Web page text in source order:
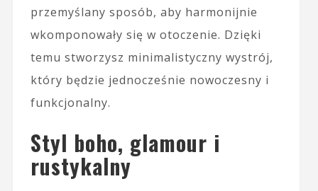
przemyślany sposób, aby harmonijnie
wkomponowały się w otoczenie. Dzięki
temu stworzysz minimalistyczny wystrój,
który będzie jednocześnie nowoczesny i
funkcjonalny.
Styl boho, glamour i
rustykalny